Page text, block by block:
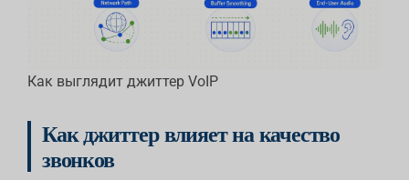
Как выглядит джиттер VoIP
Как джиттер влияет на качество
звонков